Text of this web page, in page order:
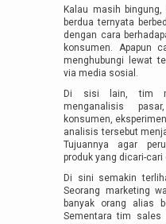
Kalau masih
berdua ternyata
dengan cara
konsumen. Apapun
menghubungi lewat
via media sosial.
Di sisi lain, tim
menganalisis
konsumen,
analisis tersebut
Tujuannya agar
produk yang dicari-
Di sini semakin
Seorang marketing
banyak orang alias
Sementara tim sales